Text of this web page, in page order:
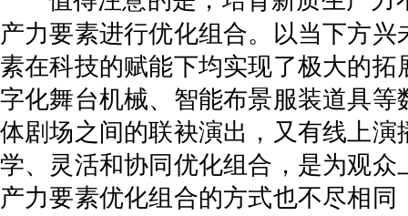
产力要素进行优化组合。以当下方
素在科技的赋能下均实现了极大的
字化舞台机械、智能布景服装道具
体剧场之间的联袂演出，又有线上
学、灵活和协同优化组合，是为观
产力要素优化组合的方式也不尽相